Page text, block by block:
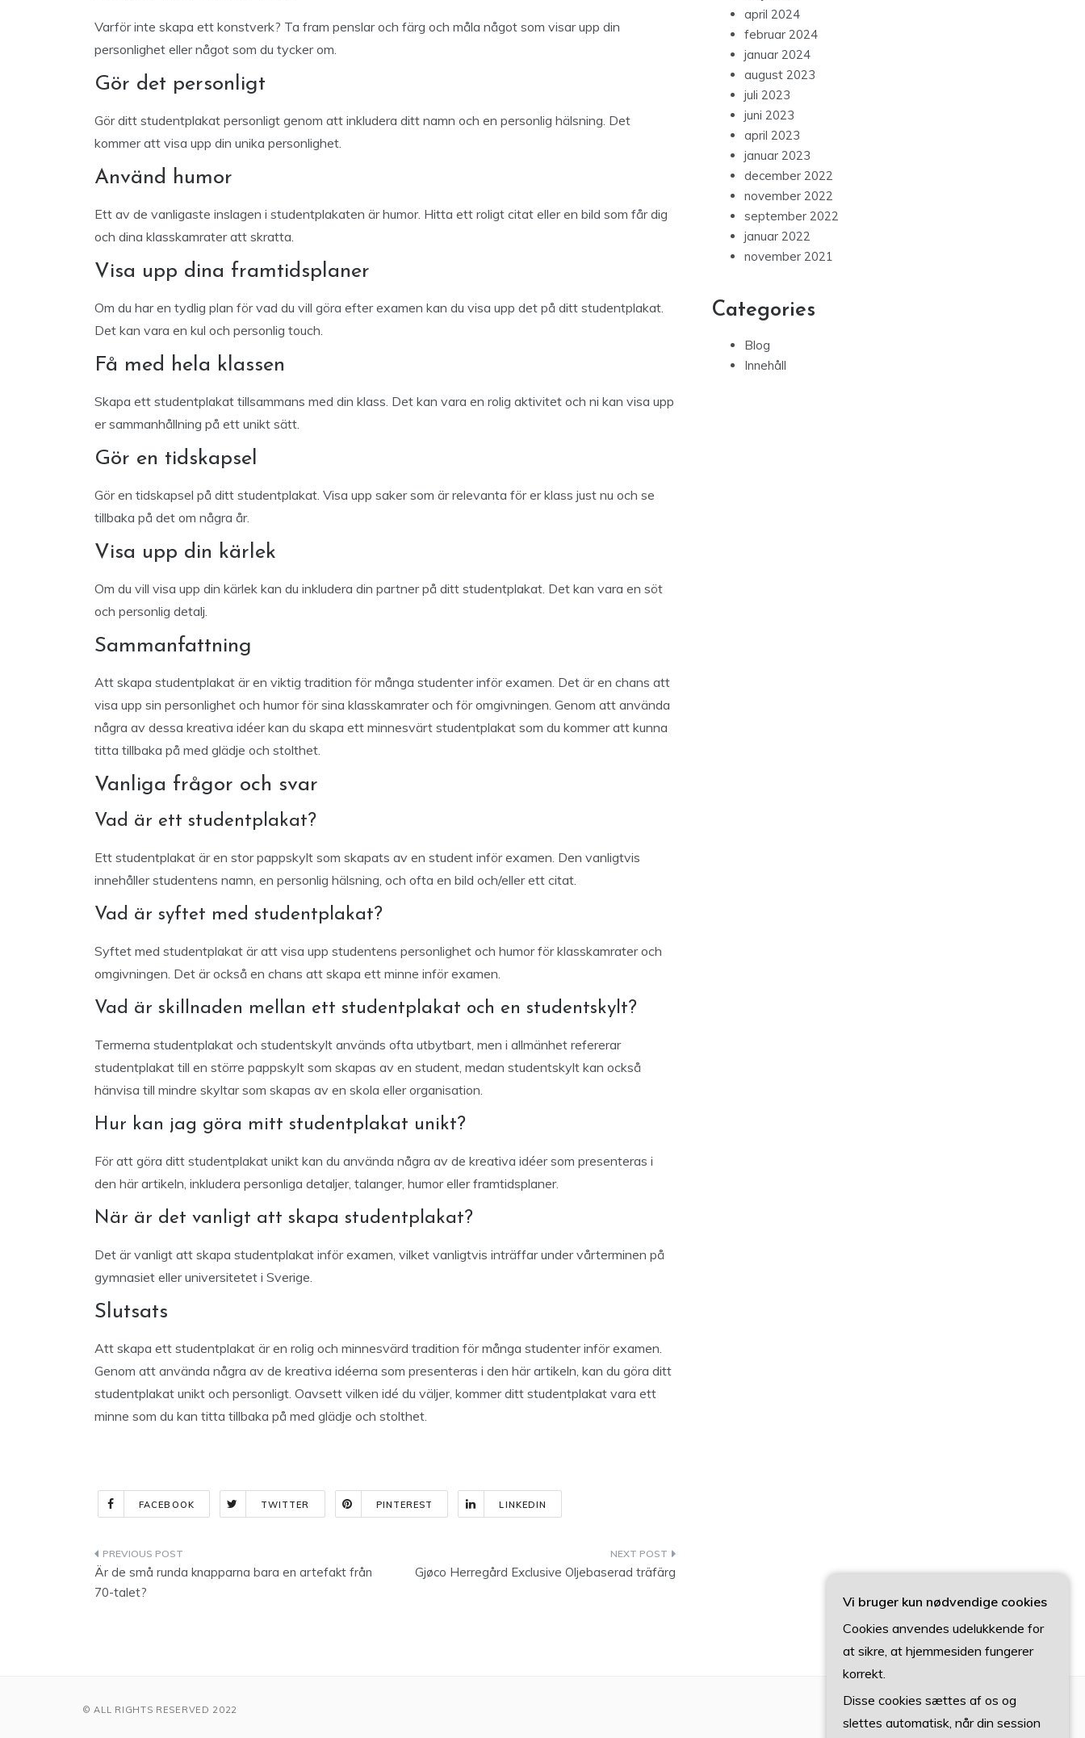
Varför inte skapa ett konstverk? Ta fram penslar och färg och måla något som visar upp din
personlighet eller något som du tycker om.
Gör det personligt
Gör ditt studentplakat personligt genom att inkludera ditt namn och en personlig hälsning. Det
kommer att visa upp din unika personlighet.
Använd humor
Ett av de vanligaste inslagen i studentplakaten är humor. Hitta ett roligt citat eller en bild som får dig
och dina klasskamrater att skratta.
Visa upp dina framtidsplaner
Om du har en tydlig plan för vad du vill göra efter examen kan du visa upp det på ditt studentplakat.
Det kan vara en kul och personlig touch.
Få med hela klassen
Skapa ett studentplakat tillsammans med din klass. Det kan vara en rolig aktivitet och ni kan visa upp
er sammanhållning på ett unikt sätt.
Gör en tidskapsel
Gör en tidskapsel på ditt studentplakat. Visa upp saker som är relevanta för er klass just nu och se
tillbaka på det om några år.
Visa upp din kärlek
Om du vill visa upp din kärlek kan du inkludera din partner på ditt studentplakat. Det kan vara en söt
och personlig detalj.
Sammanfattning
Att skapa studentplakat är en viktig tradition för många studenter inför examen. Det är en chans att
visa upp sin personlighet och humor för sina klasskamrater och för omgivningen. Genom att använda
några av dessa kreativa idéer kan du skapa ett minnesvärt studentplakat som du kommer att kunna
titta tillbaka på med glädje och stolthet.
Vanliga frågor och svar
Vad är ett studentplakat?
Ett studentplakat är en stor pappskylt som skapats av en student inför examen. Den vanligtvis
innehåller studentens namn, en personlig hälsning, och ofta en bild och/eller ett citat.
Vad är syftet med studentplakat?
Syftet med studentplakat är att visa upp studentens personlighet och humor för klasskamrater och
omgivningen. Det är också en chans att skapa ett minne inför examen.
Vad är skillnaden mellan ett studentplakat och en studentskylt?
Termerna studentplakat och studentskylt används ofta utbytbart, men i allmänhet refererar
studentplakat till en större pappskylt som skapas av en student, medan studentskylt kan också
hänvisa till mindre skyltar som skapas av en skola eller organisation.
Hur kan jag göra mitt studentplakat unikt?
För att göra ditt studentplakat unikt kan du använda några av de kreativa idéer som presenteras i
den här artikeln, inkludera personliga detaljer, talanger, humor eller framtidsplaner.
När är det vanligt att skapa studentplakat?
Det är vanligt att skapa studentplakat inför examen, vilket vanligtvis inträffar under vårterminen på
gymnasiet eller universitetet i Sverige.
Slutsats
Att skapa ett studentplakat är en rolig och minnesvärd tradition för många studenter inför examen.
Genom att använda några av de kreativa idéerna som presenteras i den här artikeln, kan du göra ditt
studentplakat unikt och personligt. Oavsett vilken idé du väljer, kommer ditt studentplakat vara ett
minne som du kan titta tillbaka på med glädje och stolthet.
FACEBOOK TWITTER PINTEREST LINKEDIN
Indlægsnavigation
Är de små runda knapparna bara en artefakt från
70-talet?
Gjøco Herregård Exclusive Oljebaserad träfärg
april 2024
februar 2024
januar 2024
august 2023
juli 2023
juni 2023
april 2023
januar 2023
december 2022
november 2022
september 2022
januar 2022
november 2021
Categories
Blog
Innehåll
© ALL RIGHTS RESERVED 2022
Vi bruger kun nødvendige cookies
Cookies anvendes udelukkende for
at sikre, at hjemmesiden fungerer
korrekt.
Disse cookies sættes af os og
slettes automatisk, når din session